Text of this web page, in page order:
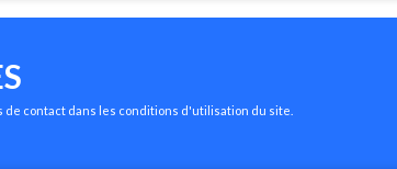
de contact dans les conditions d'utilisation du site.